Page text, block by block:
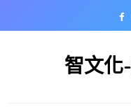
智文化